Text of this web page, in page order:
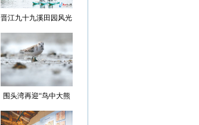
晋江九十九溪田园风光
光”首批认定名单
围头湾再迎“鸟中大熊